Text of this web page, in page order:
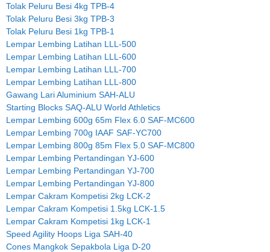
Tolak Peluru Besi 4kg TPB-4
Tolak Peluru Besi 3kg TPB-3
Tolak Peluru Besi 1kg TPB-1
Lempar Lembing Latihan LLL-500
Lempar Lembing Latihan LLL-600
Lempar Lembing Latihan LLL-700
Lempar Lembing Latihan LLL-800
Gawang Lari Aluminium SAH-ALU
Starting Blocks SAQ-ALU World Athletics
Lempar Lembing 600g 65m Flex 6.0 SAF-MC600
Lempar Lembing 700g IAAF SAF-YC700
Lempar Lembing 800g 85m Flex 5.0 SAF-MC800
Lempar Lembing Pertandingan YJ-600
Lempar Lembing Pertandingan YJ-700
Lempar Lembing Pertandingan YJ-800
Lempar Cakram Kompetisi 2kg LCK-2
Lempar Cakram Kompetisi 1.5kg LCK-1.5
Lempar Cakram Kompetisi 1kg LCK-1
Speed Agility Hoops Liga SAH-40
Cones Mangkok Sepakbola Liga D-20